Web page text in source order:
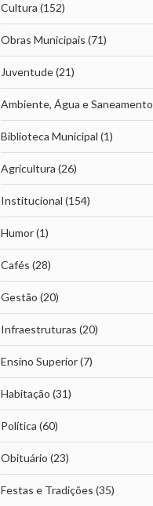
Cultura (152)
Obras Municipais (71)
Juventude(21)
Ambiente, Água e Saneamento
Biblioteca Municipal (1)
Agricultura (26)
Institucional (154)
Humor(1)
Cafés (28)
Gestão (20)
Infraestruturas (20)
Ensino Superior(7)
Habitação (31)
Política (60)
Obituário (23)
Festas e Tradições (35)